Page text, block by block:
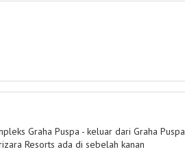
Graha Puspa - keluar dari Graha Puspa
Resorts ada di sebelah kanan